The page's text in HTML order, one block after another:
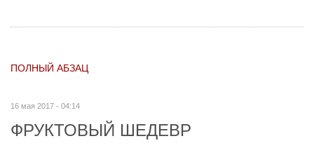
ПОЛНЫЙ АБЗАЦ
16 мая 2017 - 04:14
ФРУКТОВЫЙ ШЕДЕВР